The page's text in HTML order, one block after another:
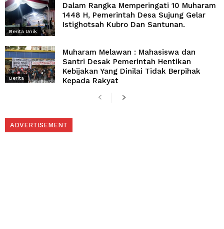
Berita Unik
Dalam Rangka Memperingati 10 Muharam
1448 H, Pemerintah Desa Sujung Gelar
Istighotsah Kubro Dan Santunan.
Berita
Muharam Melawan : Mahasiswa dan
Santri Desak Pemerintah Hentikan
Kebijakan Yang Dinilai Tidak Berpihak
Kepada Rakyat
ADVERTISEMENT